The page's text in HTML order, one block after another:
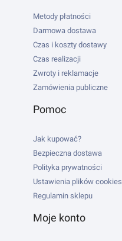
Metody płatności
Darmowa dostawa
Czas i koszty dostawy
Czas realizacji
Zwroty i reklamacje
Zamówienia publiczne
Pomoc
Jak kupować?
Bezpieczna dostawa
Polityka prywatności
Ustawienia plików cookies
Regulamin sklepu
Moje konto